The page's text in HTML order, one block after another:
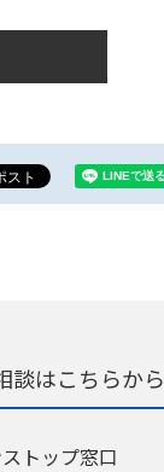
談はこちらから
トップ窓口